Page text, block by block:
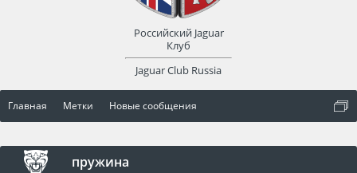
Главная Метки Новые сообщения
пружина
Российский Jaguar
Клуб
Jaguar Club Russia
оват